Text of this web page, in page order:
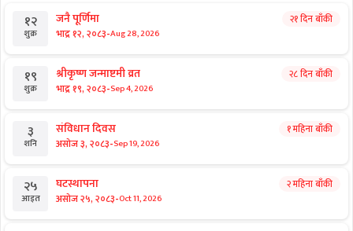
१२
शुक्र
जनै पूर्णिमा
भाद्र १२, २०८३-Aug 28, 2026
२१ दिन बाँकी
१९
शुक्र
श्रीकृष्ण जन्माष्टमी व्रत
भाद्र १९, २०८३-Sep 4, 2026
२८ दिन बाँकी
३
शनि
संविधान दिवस
असोज ३, २०८३-Sep 19, 2026
१ महिना बाँकी
२५
आइत
घटस्थापना
असोज २५, २०८३-Oct 11, 2026
२ महिना बाँकी